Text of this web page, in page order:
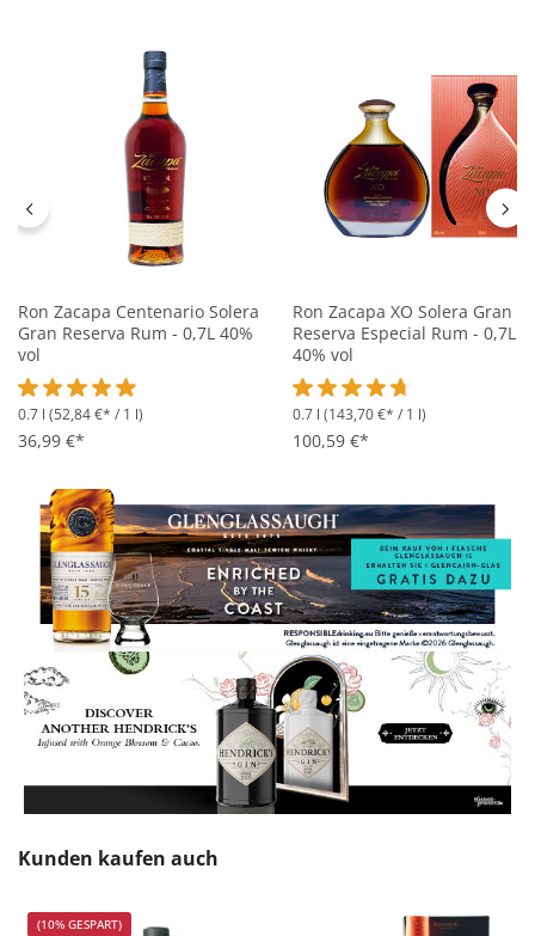
Ron Zacapa Centenario Solera
Gran Reserva Rum - 0,7L 40%
vol
Durchschnittliche Bewertung von 4.9 von 5 Sternen
0.7 l (52,84 €* / 1 l)
36,99 €*
Ron Zacapa XO Solera Gran
Reserva Especial Rum - 0,7L
40% vol
Durchschnittliche
0.7 l (143,70 €* / 1 l)
100,59 €*
Produktgalerie überspringen
Kunden kaufen auch
(10% GESPART)